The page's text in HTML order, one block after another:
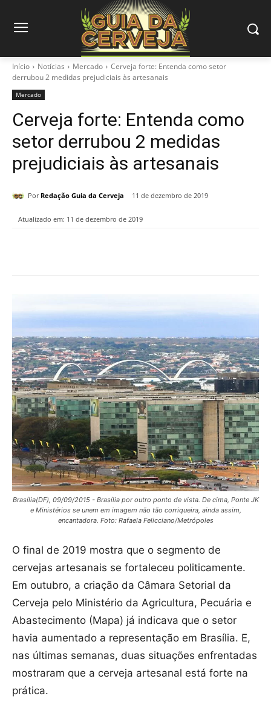
Início Notícias Mercado
Cerveja forte: Entenda como setor
derrubou 2 medidas prejudiciais às artesanais
Mercado
Cerveja forte: Entenda como
setor derrubou 2 medidas
prejudiciais às artesanais
Por Redação Guia da Cerveja 11 de dezembro de 2019
Atualizado em: 11 de dezembro de 2019
Brasília(DF), 09/09/2015 - Brasília por outro ponto de vista. De cima, Ponte JK
e Ministérios se unem em imagem não tão corriqueira, ainda assim,
encantadora. Foto: Rafaela Felicciano/Metrópoles
O final de 2019 mostra que o segmento de
cervejas artesanais se fortaleceu politicamente.
Em outubro, a criação da Câmara Setorial da
Cerveja pelo Ministério da Agricultura, Pecuária e
Abastecimento (Mapa) já indicava que o setor
havia aumentado a representação em Brasília. E,
nas últimas semanas, duas situações enfrentadas
mostraram que a cerveja artesanal está forte na
prática.